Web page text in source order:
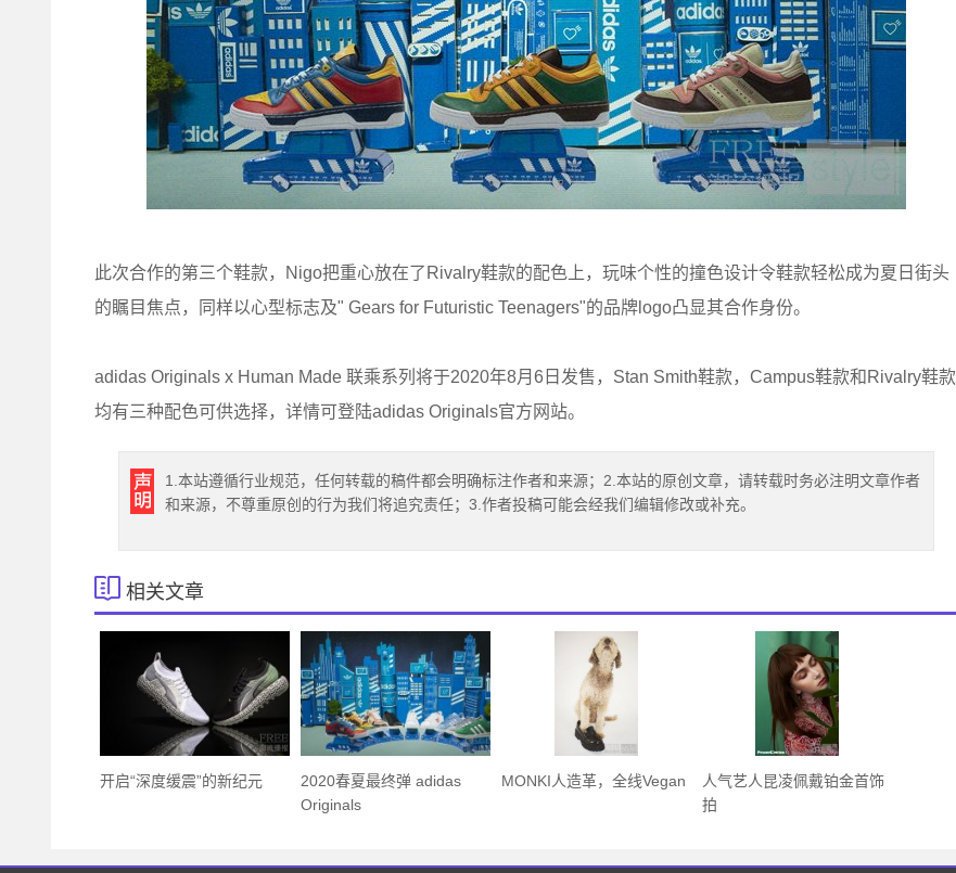
此次合作的第三个鞋款，Nigo把重心放在了Rivalry鞋款的配色上，玩味个性的撞色设计令鞋款轻松成为夏日街头
的瞩目焦点，同样以心型标志及" Gears for Futuristic Teenagers"的品牌logo凸显其合作身份。
adidas Originals x Human Made 联乘系列将于2020年8月6日发售，Stan Smith鞋款，Campus鞋款和Rivalry鞋款
均有三种配色可供选择，详情可登陆adidas Originals官方网站。
1.本站遵循行业规范，任何转载的稿件都会明确标注作者和来源；2.本站的原创文章，请转载时务必注明文章作者
和来源，不尊重原创的行为我们将追究责任；3.作者投稿可能会经我们编辑修改或补充。
相关文章
开启“深度缓震”的新纪元
2020春夏最终弹 adidas
Originals
MONKI人造革，全线Vegan
人气艺人昆凌佩戴铂金首饰
拍